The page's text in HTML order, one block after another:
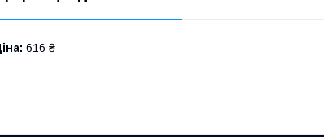
616 ₴